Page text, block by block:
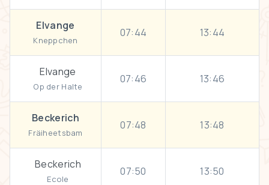
Elvange
Kneppchen
07:44 13:44
Elvange
Op der Halte
07:46 13:46
Beckerich
Fräiheetsbam
07:48 13:48
Beckerich
Ecole
07:50 13:50